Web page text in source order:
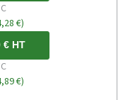
€)
€ HT
€)